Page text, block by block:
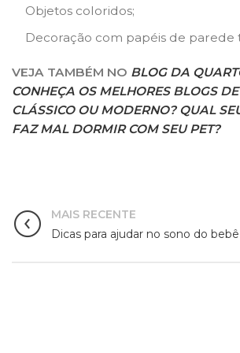
Objetos coloridos;
Decoração com papéis de parede
VEJA TAMBÉM NO BLOG DA
CONHEÇA OS MELHORES BLOGS
CLÁSSICO OU MODERNO? QUAL
FAZ MAL DORMIR COM SEU PET?
MAIS RECENTE
Dicas para ajudar no sono do bebê